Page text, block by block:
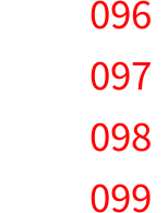
096
097
098
099